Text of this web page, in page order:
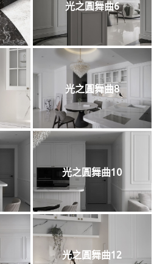
光之圓舞曲6
光之圓舞曲8
光之圓舞曲10
光之圓舞曲12